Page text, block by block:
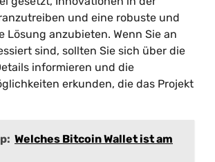
und eine robuste und
Lösung anzubieten. Wenn Sie an
sind, sollten Sie sich über die
informieren und die
erkunden, die das Projekt
Welches Bitcoin Wallet ist am